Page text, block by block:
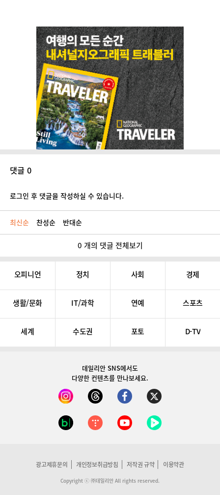
댓글 0
로그인 후 댓글을 작성하실 수 있습니다.
최신순 찬성순 반대순
0 개의 댓글 전체보기
오피니언 정치 사회 경제
생활/문화 IT/과학 연예 스포츠
세계 수도권 포토 D-TV
데일리안 SNS에서도
다양한 컨텐츠를 만나보세요.
광고제휴문의 개인정보취급방침 저작권 규약 이용약관
Copyright ⓒ ㈜데일리안 All rights reserved.